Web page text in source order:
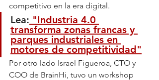
competitivo en la era digital.
Lea: "Industria 4.0
transforma zonas francas y
parques industriales en
motores de competitividad"
Por otro lado Israel Figueroa, CTO y
COO de BrainHi, tuvo un workshop